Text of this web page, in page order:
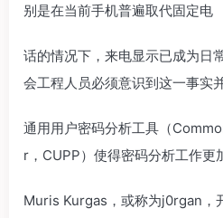
别是在当前手机普遍取代固定电
话的情况下，来电显示已成为日
会工程人员必须意识到这一事实
通用用户密码分析工具（
r，CUPP）使得密码分析工作更
Muris Kurgas，或称为j0rgan，